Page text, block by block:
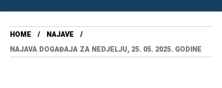
HOME
NAJAVE
NAJAVA DOGAĐAJA ZA NEDJELJU, 25. 05. 2025. GODINE